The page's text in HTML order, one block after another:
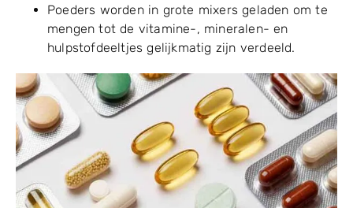
Poeders worden in grote mixers geladen om te
mengen tot de vitamine-, mineralen- en
hulpstofdeeltjes gelijkmatig zijn verdeeld.